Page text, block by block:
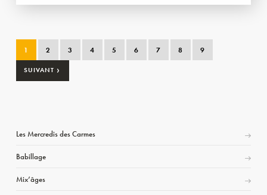
1 2 3 4 5 6 7 8 9
SUIVANT ›
Les Mercredis des Carmes
Babillage
Mix’âges